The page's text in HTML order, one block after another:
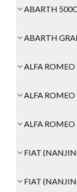
ABARTH
ABARTH
ALFA
ALFA
ALFA
FIAT
FIAT